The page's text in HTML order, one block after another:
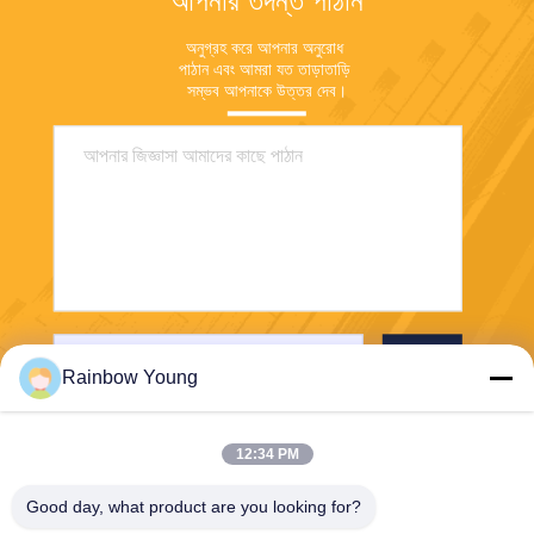
অনুগ্রহ করে আপনার অনুরোধ
পাঠান এবং আমরা যত তাড়াতাড়ি
সম্ভব আপনাকে উত্তর দেব।
Rainbow Young
12:34 PM
Good day, what product are you looking for?